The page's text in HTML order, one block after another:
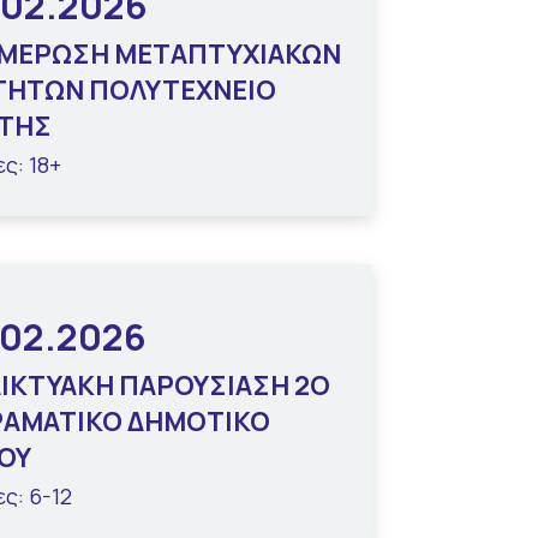
ΜΕΤΑΠΤΥΧΙΑΚΩΝ
ΠΟΛΥΤΕΧΝΕΙΟ
18+
ΠΑΡΟΥΣΙΑΣΗ 2Ο
ΔΗΜΟΤΙΚΟ
6-12